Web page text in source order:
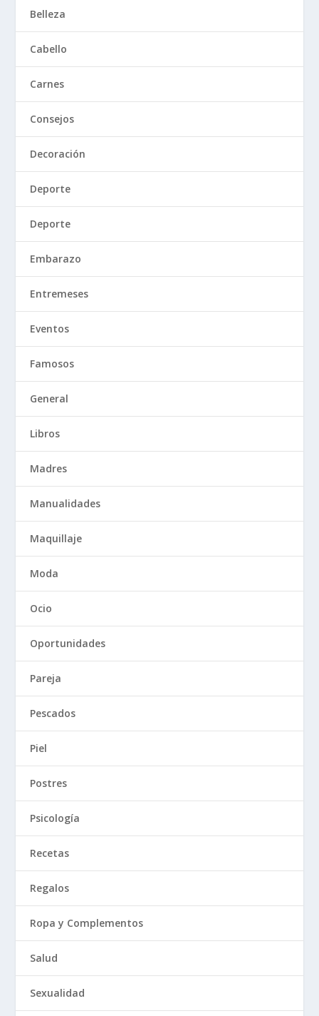
Belleza
Cabello
Carnes
Consejos
Decoración
Deporte
Deporte
Embarazo
Entremeses
Eventos
Famosos
General
Libros
Madres
Manualidades
Maquillaje
Moda
Ocio
Oportunidades
Pareja
Pescados
Piel
Postres
Psicología
Recetas
Regalos
Ropa y Complementos
Salud
Sexualidad